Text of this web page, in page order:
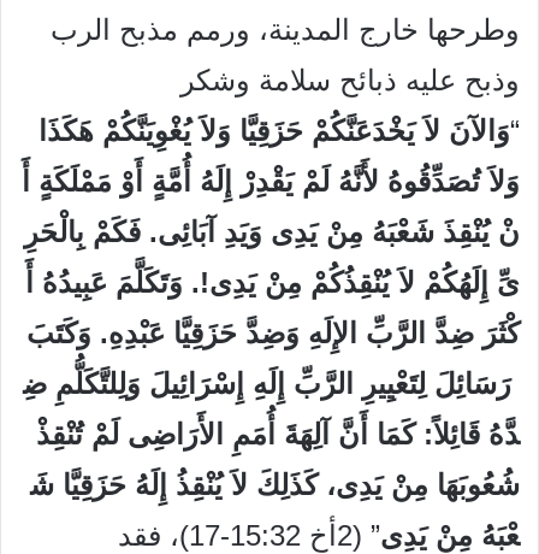
وطرحها خارج المدينة، ورمم مذبح الرب
وذبح عليه ذبائح سلامة وشكر
“وَالآنَ لاَ يَخْدَعَنَّكُمْ حَزَقِيَّا وَلاَ يُغْوِيَنَّكُمْ هَكَذَا
وَلاَ تُصَدِّقُوهُ لأَنَّهُ لَمْ يَقْدِرْ إِلَهُ أُمَّةٍ أَوْ مَمْلَكَةٍ أَ
نْ يُنْقِذَ شَعْبَهُ مِنْ يَدِى وَيَدِ آبَائِى. فَكَمْ بِالْحَرِ
ىِّ إِلَهُكُمْ لاَ يُنْقِذُكُمْ مِنْ يَدِى!. وَتَكَلَّمَ عَبِيدُهُ أَ
كْثَرَ ضِدَّ الرَّبِّ الإِلَهِ وَضِدَّ حَزَقِيَّا عَبْدِهِ. وَكَتَبَ
رَسَائِلَ لِتَعْيِيرِ الرَّبِّ إِلَهِ إِسْرَائِيلَ وَلِلتَّكَلُّمِ ضِ
دَّهُ قَائِلاً: كَمَا أَنَّ آلِهَةَ أُمَمِ الأَرَاضِى لَمْ تُنْقِذْ
شُعُوبَهَا مِنْ يَدِى، كَذَلِكَ لاَ يُنْقِذُ إِلَهُ حَزَقِيَّا شَ
عْبَهُ مِنْ يَدِى
” (2أخ 15:32-17)، فقد